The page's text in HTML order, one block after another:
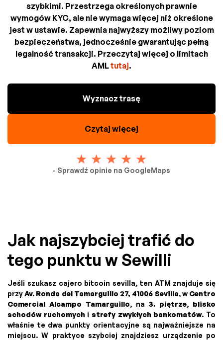
szybkimi. Przestrzega określonych prawnie
wymogów KYC, ale nie wymaga więcej niż określone
jest w ustawie. Zapewnia najwyższy możliwy poziom
bezpieczeństwa, jednocześnie gwarantując pełną
legalność transakcji. Przeczytaj więcej o limitach
AMLtutaj.
Wyznacz trasę
Czytaj więcej
- Sprawdź opinie na GoogleMaps
Jak najszybciej trafić do
tego punktu w Sewilli
Jeśli szukasz cajero bitcoin sevilla, ten ATM znajduje się
przyAv. Ronda del Tamarguillo 27, 41006 Sevilla, w Centro
Comercial Alcampo Tamarguillo, na 3. piętrze, blisko
schodów ruchomych istrefy zwykłych bankomatów. To
właśnie te dwa punkty orientacyjne są najważniejsze na
miejscu. W praktyce szybciej znajdziesz urządzenie po